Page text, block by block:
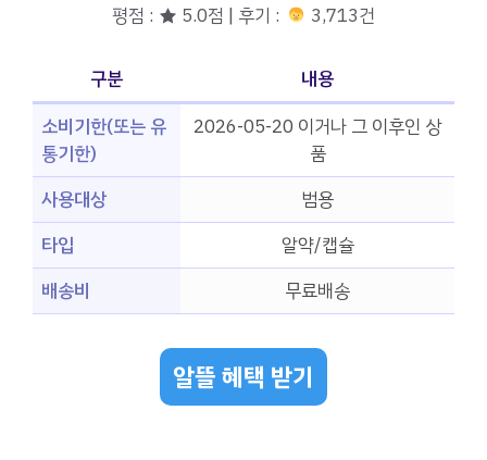
평점 : ★ 5.0점 | 후기 : 3,713건
구분
내용
소비기한(또는 유
통기한)
2026-05-20 이거나 그 이후인 상
품
사용대상
범용
타입
알약/캡슐
배송비
무료배송
알뜰 혜택 받기